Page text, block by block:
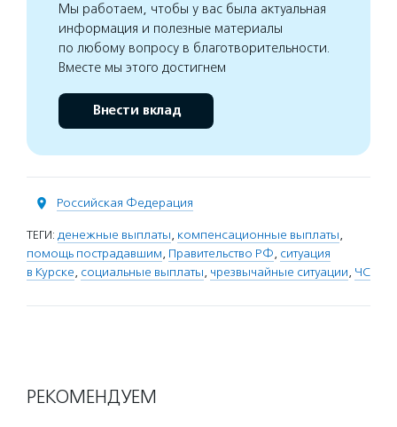
Мы работаем, чтобы у вас была актуальная
информация и полезные материалы
по любому вопросу в благотворительности.
Вместе мы этого достигнем
Внести вклад
Российская Федерация
ТЕГИ: денежные выплаты, компенсационные выплаты,
помощь пострадавшим, Правительство РФ, ситуация
в Курске, социальные выплаты, чрезвычайные ситуации, ЧС
РЕКОМЕНДУЕМ